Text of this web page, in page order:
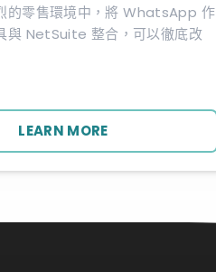
的零售環境中，將 WhatsApp 作
與 NetSuite 整合，可以徹底改
LEARN MORE